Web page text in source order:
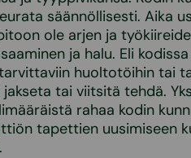
säännöllisesti. Aika
ole arjen ja
ja halu. Eli
huoltotöihin tai
tai viitsitä tehdä.
rahaa kodin
tapettien uusimiseen